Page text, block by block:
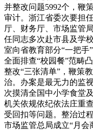
并整改问题5992个，鞭
审计。浙江省委次要担
厅、财务厅、市场监管
任同志多次赴市县及学
室向省教育部分“一把手
全面排查“校园餐”范畴
整改“三张清单”，鞭策
治。办案是最无力的监
次摸清全国中小学食堂
机关依规依纪依法庄重
受回扣等问题。整治过
市场监管总局成立“月会